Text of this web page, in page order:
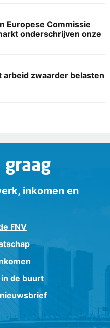
Europese Commissie
onderschrijven onze
arbeid zwaarder belasten
inkomen en
FNV
de buurt